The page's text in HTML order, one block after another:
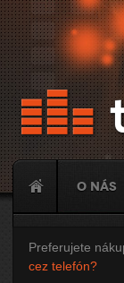
O nás
Tuning
Preferujete
cez telefón?